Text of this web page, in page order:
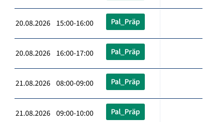
20.08.2026 15:00-16:00 Pal_Präp
20.08.2026 16:00-17:00 Pal_Präp
21.08.2026 08:00-09:00 Pal_Präp
21.08.2026 09:00-10:00 Pal_Präp